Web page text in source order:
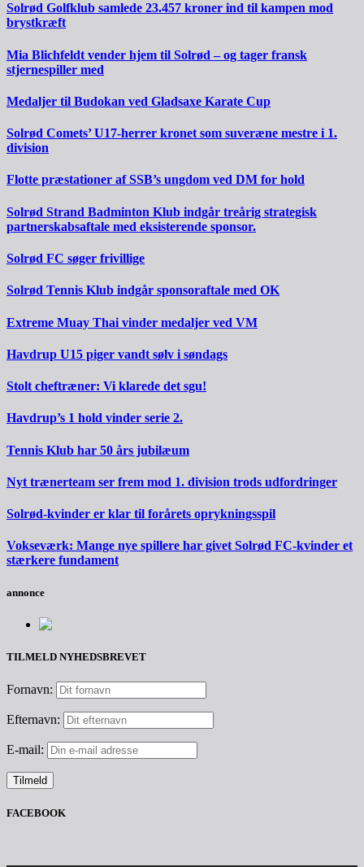
Solrød Golfklub samlede 23.457 kroner ind til kampen mod
brystkræft
Mia Blichfeldt vender hjem til Solrød – og tager fransk
stjernespiller med
Medaljer til Budokan ved Gladsaxe Karate Cup
Solrød Comets’ U17-herrer kronet som suveræne mestre i 1.
division
Flotte præstationer af SSB’s ungdom ved DM for hold
Solrød Strand Badminton Klub indgår treårig strategisk
partnerskabsaftale med eksisterende sponsor.
Solrød FC søger frivillige
Solrød Tennis Klub indgår sponsoraftale med OK
Extreme Muay Thai vinder medaljer ved VM
Havdrup U15 piger vandt sølv i søndags
Stolt cheftræner: Vi klarede det sgu!
Havdrup’s 1 hold vinder serie 2.
Tennis Klub har 50 års jubilæum
Nyt trænerteam ser frem mod 1. division trods udfordringer
Solrød-kvinder er klar til forårets oprykningsspil
Vokseværk: Mange nye spillere har givet Solrød FC-kvinder et
stærkere fundament
annonce
TILMELD NYHEDSBREVET
Fornavn:
Efternavn:
E-mail:
FACEBOOK